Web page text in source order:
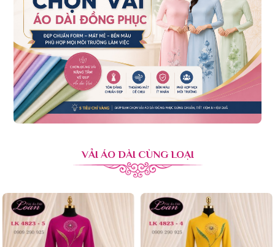
VẢI ÁO DÀI CÙNG LOẠI